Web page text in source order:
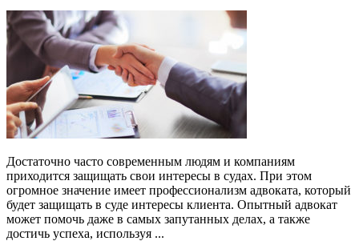
Партнеры
–
лучшие
адвокаты
Москвы
Достаточно часто современным людям и компаниям
приходится защищать свои интересы в судах. При этом
огромное значение имеет профессионализм адвоката, который
будет защищать в суде интересы клиента. Опытный адвокат
может помочь даже в самых запутанных делах, а также
достичь успеха, используя ...